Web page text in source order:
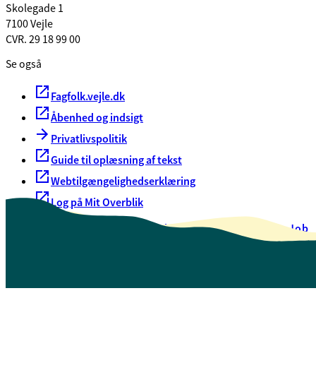
Skolegade 1
7100 Vejle
CVR. 29 18 99 00
Se også
Fagfolk.vejle.dk
Åbenhed og indsigt
Privatlivspolitik
Guide til oplæsning af tekst
Webtilgængelighedserklæring
Log på Mit Overblik
Oversigt over selvbetjeningJob